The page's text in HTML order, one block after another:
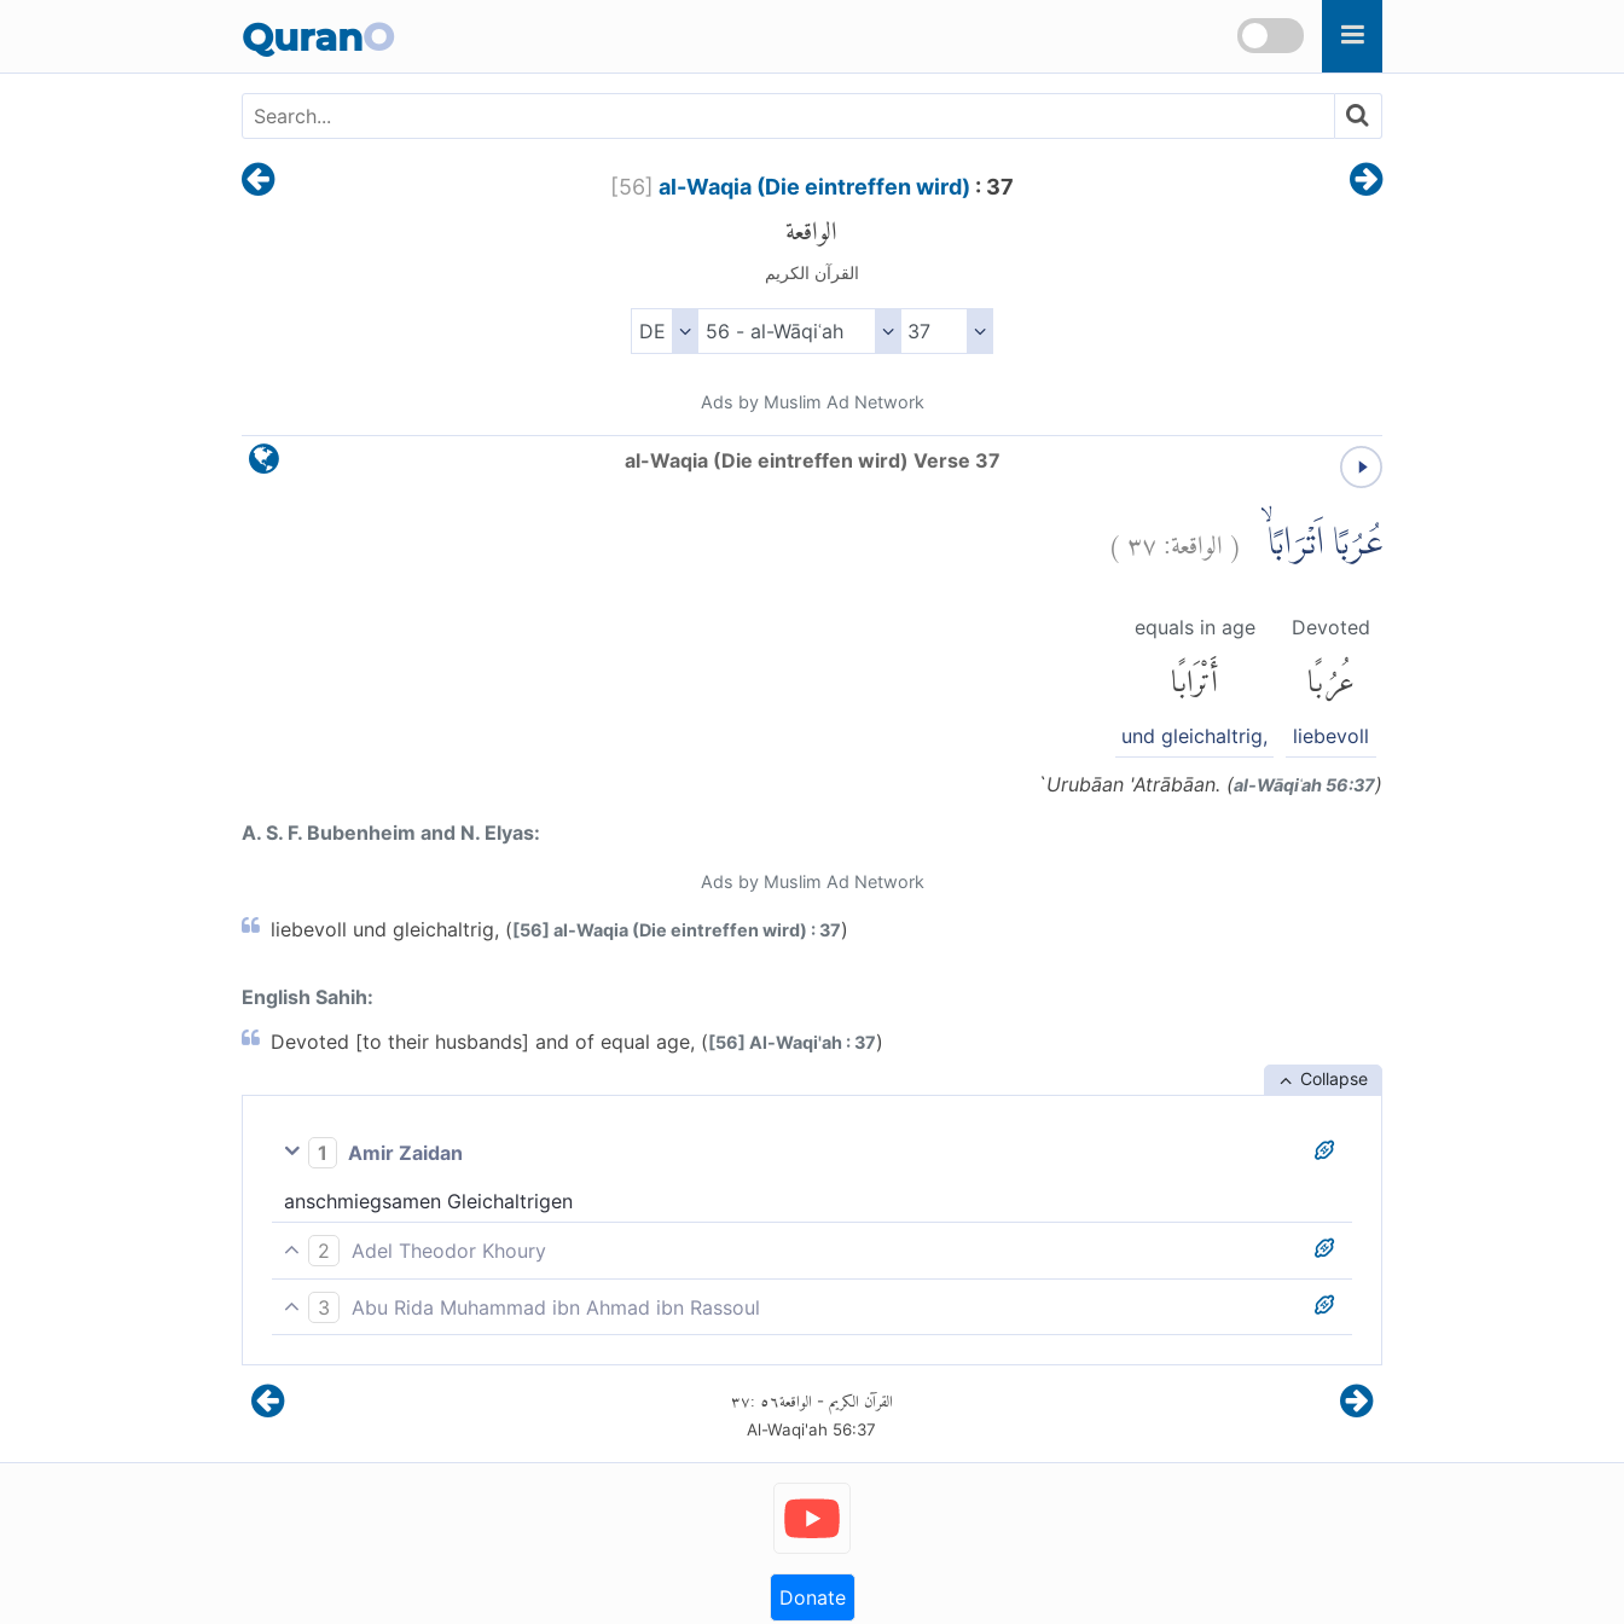
QuranO
[56] al-Waqia (Die eintreffen wird) : 37
الواقعة
القرآن الكريم
Ads by Muslim Ad Network
al-Waqia (Die eintreffen wird) Verse 37
عُرُبًا اَتْرَابًاۙ (الواقعة:٣٧)
Devoted
عُرُبًا
liebevoll
equals in age
أَتْرَابًا
und gleichaltrig,
`Urubāan 'Atrābāan. (al-Wāqiʿah 56:37)
A. S. F. Bubenheim and N. Elyas:
Ads by Muslim Ad Network
liebevoll und gleichaltrig, ([56] al-Waqia (Die eintreffen wird) : 37)
English Sahih:
Devoted [to their husbands] and of equal age, ([56] Al-Waqi'ah : 37)
Collapse
1
Amir Zaidan
anschmiegsamen Gleichaltrigen
2
Adel Theodor Khoury
Liebevoll und gleichaltrig,
3
Abu Rida Muhammad ibn Ahmad ibn Rassoul
القرآن الكريم - الواقعة٥٦:٣٧
Al-Waqi'ah 56:37
Donate